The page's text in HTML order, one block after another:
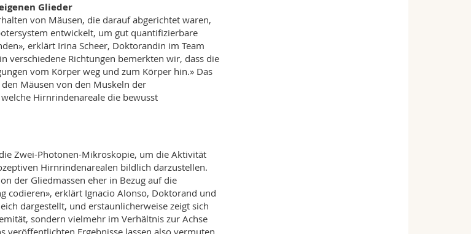
Glieder
von Mäusen, die darauf abgerichtet waren,
entwickelt, um gut quantifizierbare
erklärt Irina Scheer, Doktorandin im Team
verschiedene Richtungen bemerkten wir, dass die
vom Körper weg und zum Körper hin.» Das
Mäusen von den Muskeln der
Hirnrindenareale die bewusst
Zwei-Photonen-Mikroskopie, um die Aktivität
Hirnrindenarealen bildlich darzustellen.
der Gliedmassen eher in Bezug auf die
codieren», erklärt Ignacio Alonso, Doktorand und
dargestellt, und erstaunlicherweise zeigt sich
sondern vielmehr im Verhältnis zur Achse